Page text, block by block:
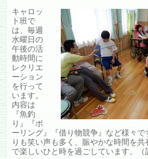
キャロッ
ト班で
は、毎週
水曜日の
午後の活
動時間に
レクリエ
ーション
を行って
います。
内容は
『魚釣
り』『ボ
ーリング』『借り物競争』など様々で
りも笑い声も多く、賑やかな時間を共
で楽しいひと時を過ごしています。（